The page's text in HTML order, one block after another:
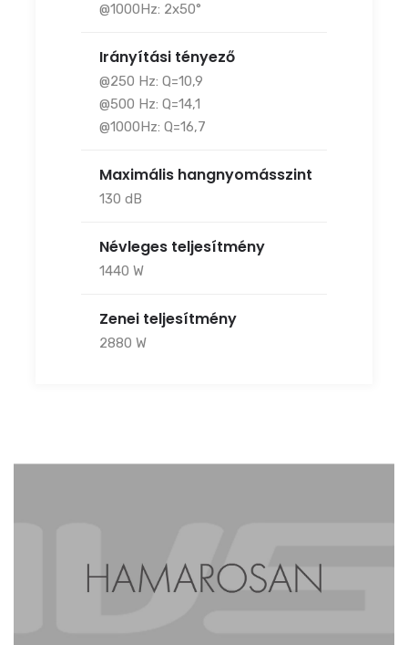
@1000Hz: 2x50°
Irányítási tényező
@250 Hz: Q=10,9
@500 Hz: Q=14,1
@1000Hz: Q=16,7
Maximális hangnyomásszint
130 dB
Névleges teljesítmény
1440 W
Zenei teljesítmény
2880 W